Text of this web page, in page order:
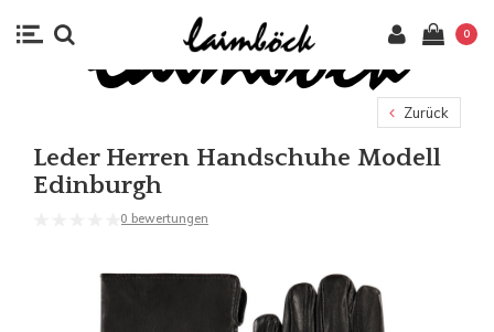
0
Zurück
Leder Herren Handschuhe Modell
Edinburgh
0 bewertungen